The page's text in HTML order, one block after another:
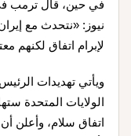
في حين، قال ترمب
نيوز: «نتحدث مع
لإبرام اتفاق لكنهم
ويأتي تهديدات
الولايات المتحدة
اتفاق سلام، وأعلن